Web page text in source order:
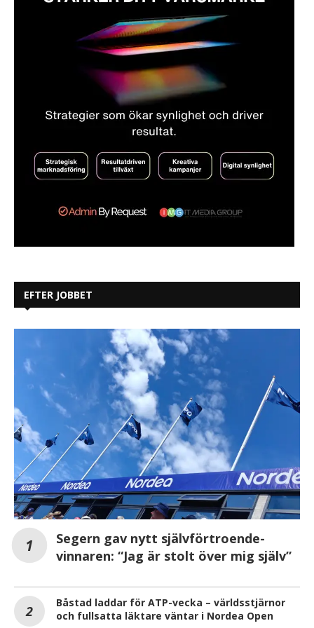
EFTER JOBBET
Segern gav nytt självförtroende-
vinnaren: “Jag är stolt över mig själv”
Båstad laddar för ATP-vecka – världsstjärnor
och fullsatta läktare väntar i Nordea Open